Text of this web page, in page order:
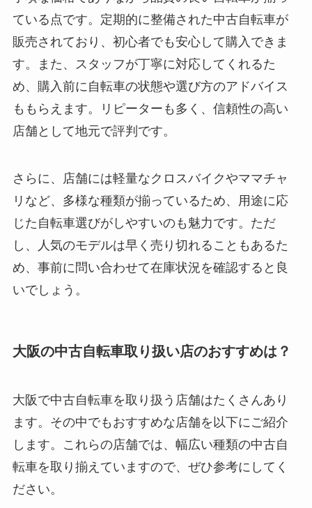
ている点です。定期的に整備された中古自転車が
販売されており、初心者でも安心して購入できま
す。また、スタッフが丁寧に対応してくれるた
め、購入前に自転車の状態や選び方のアドバイス
ももらえます。リピーターも多く、信頼性の高い
店舗として地元で評判です。
さらに、店舗には軽量なクロスバイクやママチャ
リなど、多様な種類が揃っているため、用途に応
じた自転車選びがしやすいのも魅力です。ただ
し、人気のモデルは早く売り切れることもあるた
め、事前に問い合わせて在庫状況を確認すると良
いでしょう。
大阪の中古自転車取り扱い店のおすすめは？
大阪で中古自転車を取り扱う店舗はたくさんあり
ます。その中でもおすすめな店舗を以下にご紹介
します。これらの店舗では、幅広い種類の中古自
転車を取り揃えていますので、ぜひ参考にしてく
ださい。